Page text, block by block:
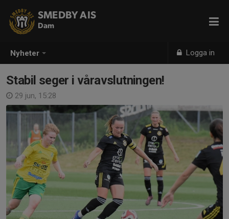
Nyheter Logga in
SMEDBY AIS
Dam
Stabil seger i våravslutningen!
29 jun, 15:28